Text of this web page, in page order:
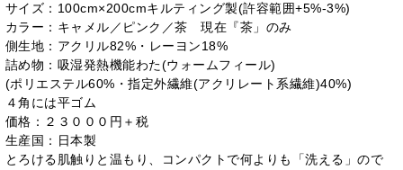
サイズ：100cm×200cmキルティング製(許容範囲+5%-3%)
カラー：キャメル／ピンク／茶 現在『茶」のみ
側生地：アクリル82%・レーヨン18%
詰め物：吸湿発熱機能わた(ウォームフィール)
(ポリエステル60%・指定外繊維(アクリレート系繊維)40%)
４角には平ゴム
価格：２３０００円＋税
生産国：日本製
とろける肌触りと温もり、コンパクトで何よりも「洗える」ので